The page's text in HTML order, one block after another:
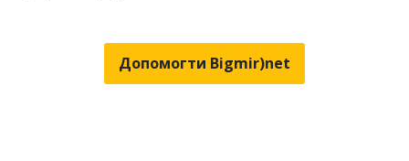
Допомогти Bigmir)net